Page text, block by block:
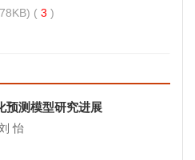
( 3 )
预测模型研究进展
怡